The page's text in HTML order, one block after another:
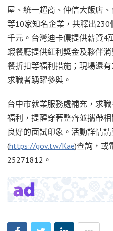
屋、統一超商、仲信大飯店
等10家知名企業，共釋出
千元。台灣迪卡儂提供薪資4
蝦餐廳提供紅利獎金及夥伴
餐折扣等福利措施；現場還
求職者踴躍參與。
台中市就業服務處補充，求
福利，提醒穿著整齊並攜帶
良好的面試印象。活動詳情
(https://gov.tw/Kae)查詢，或
25271812。